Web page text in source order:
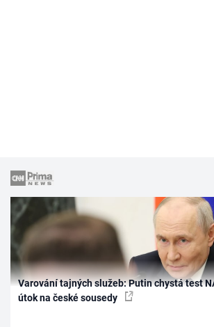
Varování tajných služeb: Putin chystá test
útok na české sousedy